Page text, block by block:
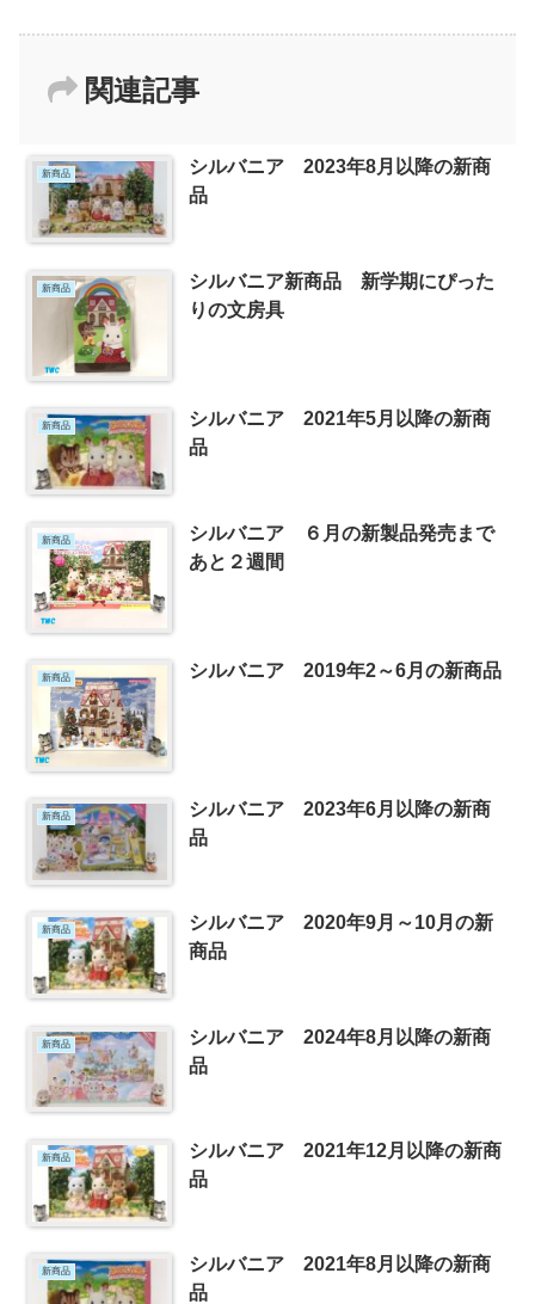
関連記事
新商品
シルバニア 2023年8月以降の新商
品
新商品
シルバニア新商品 新学期にぴった
りの文房具
新商品
シルバニア 2021年5月以降の新商
品
新商品
シルバニア ６月の新製品発売まで
あと２週間
新商品 シルバニア 2019年2～6月の新商品
新商品
シルバニア 2023年6月以降の新商
品
新商品
シルバニア 2020年9月～10月の新
商品
新商品
シルバニア 2024年8月以降の新商
品
新商品
シルバニア 2021年12月以降の新商
品
新商品
シルバニア 2021年8月以降の新商
品